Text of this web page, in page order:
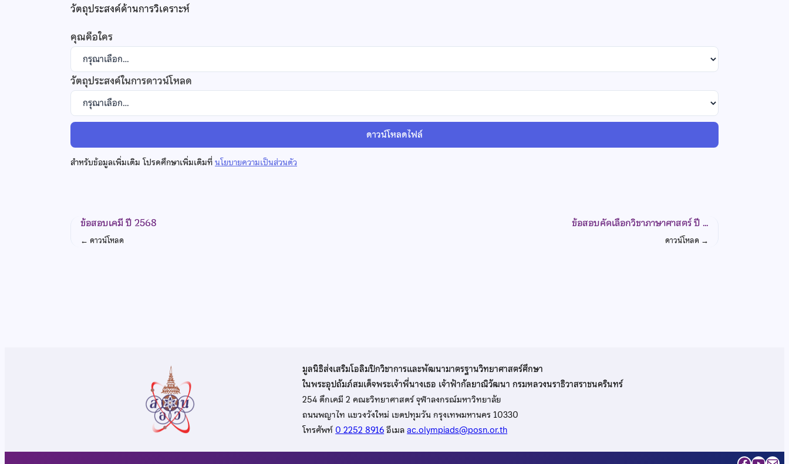
วัตถุประสงค์ด้านการวิเคราะห์
คุณคือใคร
วัตถุประสงค์ในการดาวน์โหลด
ดาวน์โหลดไฟล์
สำหรับข้อมูลเพิ่มเติม โปรดศึกษาเพิ่มเติมที่นโยบายความเป็นส่วนตัว
ข้อสอบเคมี ปี 2568
← ดาวน์โหลด
ข้อสอบคัดเลือกวิชาภาษาศาสตร์ ปี …
ดาวน์โหลด →
มูลนิธิส่งเสริมโอลิมปิกวิชาการและพัฒนามาตรฐานวิทยาศาสตร์ศึกษา
ในพระอุปถัมภ์สมเด็จพระเจ้าพี่นางเธอ เจ้าฟ้ากัลยาณิวัฒนา กรมหลวงนราธิวาสราชนครินทร์
254 ตึกเคมี 2 คณะวิทยาศาสตร์ จุฬาลงกรณ์มหาวิทยาลัย
ถนนพญาไท แขวงวังใหม่ เขตปทุมวัน กรุงเทพมหานคร 10330
โทรศัพท์0 2252 8916อีเมลac.olympiads@posn.or.th